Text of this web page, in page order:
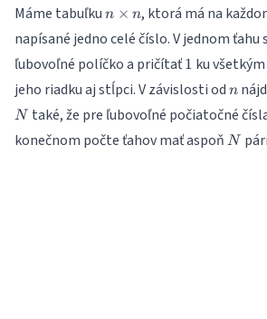
Máme tabuľku n\times
n × n, ktorá má na
napísané jedno celé číslo. V jednom ťahu
ľubovoľné políčko a pričítať 1
1 ku všetkým
jeho riadku aj stĺpci. V závislosti od n
n
N také, že pre ľubovoľné počiatočné
konečnom počte ťahov mať aspoň N
N